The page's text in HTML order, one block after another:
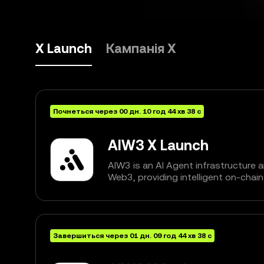
Х Launch Кампанія X
Почнеться через 00дн. 10год 44хв 37 с
AIW3 X Launch
AIW3 is an AI Agent infrastructure
Web3, providing intelligent on-
decentralized applications.
the platform transforms real-time
opportunities, and execute
Завершиться через 01 дн. 09год 44хв 37 с